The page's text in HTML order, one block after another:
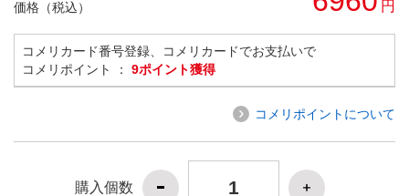
価格（税込）
円
コメリカード番号登録、コメリカードでお支払いで
コメリポイント ： 9ポイント獲得
コメリポイントについて
購入個数